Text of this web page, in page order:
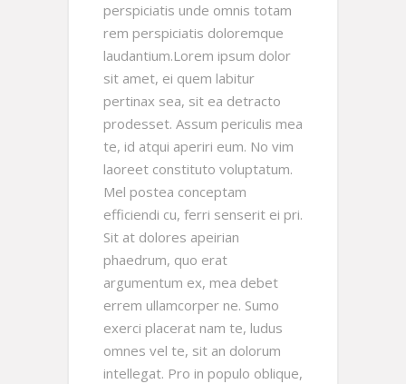
perspiciatis unde omnis totam
rem perspiciatis doloremque
laudantium.Lorem ipsum dolor
sit amet, ei quem labitur
pertinax sea, sit ea detracto
prodesset. Assum periculis mea
te, id atqui aperiri eum. No vim
laoreet constituto voluptatum.
Mel postea conceptam
efficiendi cu, ferri senserit ei pri.
Sit at dolores apeirian
phaedrum, quo erat
argumentum ex, mea debet
errem ullamcorper ne. Sumo
exerci placerat nam te, ludus
omnes vel te, sit an dolorum
intellegat. Pro in populo oblique,